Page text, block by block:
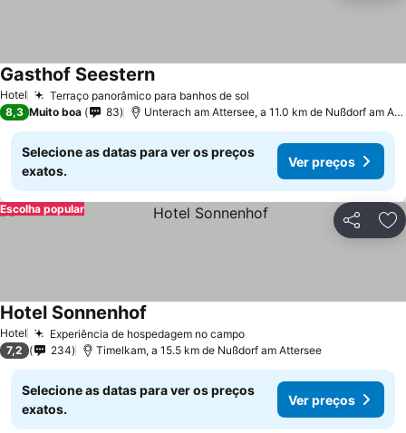
Hotel Terraço panorâmico para banhos de sol
Gasthof Seestern
8,3 Muito boa 83 Unterach am Attersee, a 11.0 km de Nußdorf am Attersee
Selecione as datas para ver os preços
exatos.
Ver preços
Partilhar
Escolha popular
Hotel Experiência de hospedagem no campo
Hotel Sonnenhof
7,2 234 Timelkam, a 15.5 km de Nußdorf am Attersee
Selecione as datas para ver os preços
exatos.
Ver preços